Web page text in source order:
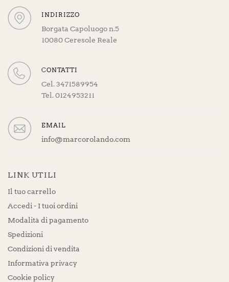
INDIRIZZO
Borgata Capoluogo n.5
10080 Ceresole Reale
CONTATTI
Cel. 3471589954
Tel. 0124953211
EMAIL
info@marcorolando.com
LINK UTILI
Il tuo carrello
Accedi - I tuoi ordini
Modalità di pagamento
Spedizioni
Condizioni di vendita
Informativa privacy
Cookie policy